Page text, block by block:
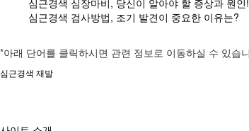
심근경색 심장마비, 당신이 알아야 할 증상과 원인!
심근경색 검사방법, 조기 발견이 중요한 이유는?
*아래 단어를 클릭하시면 관련 정보로 이동하실 수 있습
심근경색 재발